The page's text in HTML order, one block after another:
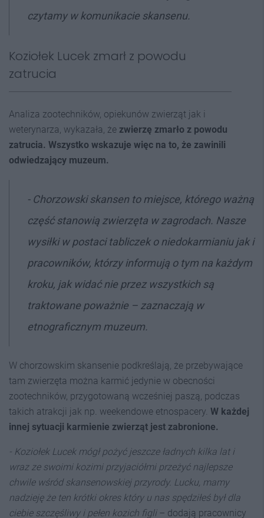
czytamy w komunikacie skansenu.
Koziołek Lucek zmarł z powodu
zatrucia
Analiza zootechników, opiekunów zwierząt jak i
weterynarza, wykazała, że zwierzę zmarło z powodu
zatrucia. Wszystko wskazuje więc na to, że zawinili
odwiedzający muzeum.
- Chorzowski skansen to miejsce, którego ważną
część stanowią zwierzęta w zagrodach. Nasze
wysiłki w postaci tabliczek o niedokarmianiu jak i
pracowników, którzy informują o tym na każdym
kroku, jak widać nie przez wszystkich są
traktowane poważnie – zaznaczają w
etnograficznym muzeum.
W chorzowskim skansenie podkreślają, że przebywające
tam zwierzęta można karmić jedynie w obecności
zootechników, przygotowaną wcześniej paszą, podczas
takich atrakcji jak np. weekendowe etnospacery. W każdej
innej sytuacji karmienie zwierząt jest zabronione.
- Koziołek Lucek mógł pożyć jeszcze ładnych kilka lat i
wraz ze swoimi kozimi przyjaciółmi przeżyć najlepsze
chwile wśród skansenowskiej przyrody. Lucku, mamy
nadzieję że ten krótki okres który u nas spędziłeś był dla
ciebie szczęśliwy i pełen kozich figli– dodają pracownicy